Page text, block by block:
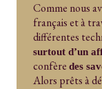
Comme nous
français et à
différentes
surtout d’un
confère des
Alors prêts à